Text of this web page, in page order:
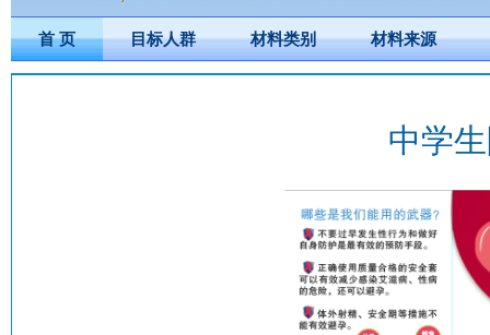
首 页 目标人群 材料类别 材料来源
中学